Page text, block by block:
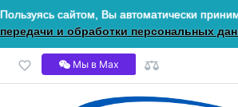
Пользуясь сайтом, Вы автоматически
передачи и обработки персональных
Мы в Мах